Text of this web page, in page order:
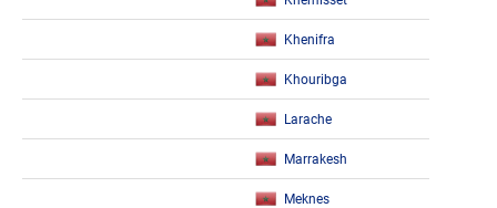
Khenifra
Khouribga
Larache
Marrakesh
Meknes